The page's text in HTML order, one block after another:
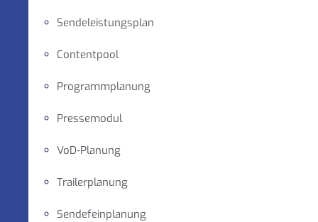
Sendeleistungsplan
Contentpool
Programmplanung
Pressemodul
VoD-Planung
Trailerplanung
Sendefeinplanung